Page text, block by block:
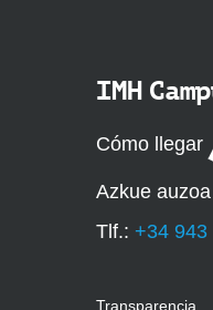
IMH
Cómo llegar
Azkue
Tlf.: +34 943
Transparencia